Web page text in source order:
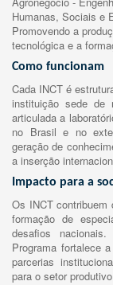
Humanas, Sociais e
Promovendo a
tecnológica e a
Como funcionam
Cada INCT é
instituição sede de
articulada a
no Brasil e no
geração de
a inserção
Impacto para a
Os INCT contribuem
formação de
desafios
Programa fortalece
parcerias
para o setor